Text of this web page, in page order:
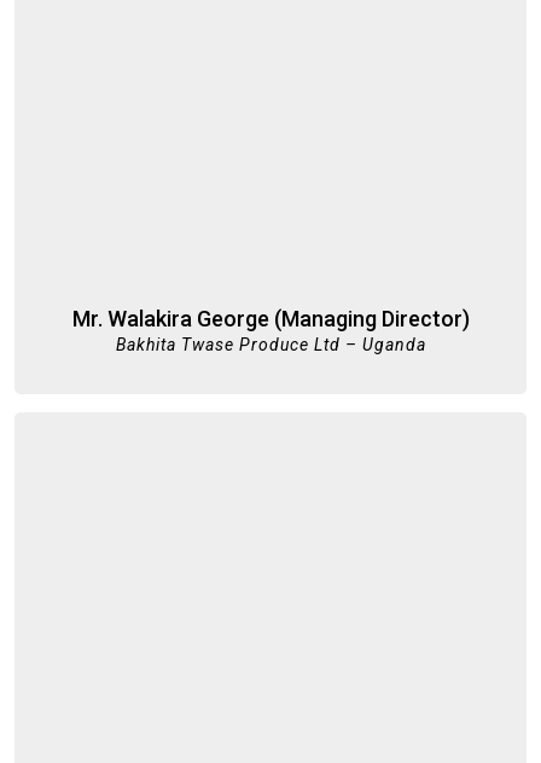
Mr. Walakira George (Managing Director)
Bakhita Twase Produce Ltd – Uganda